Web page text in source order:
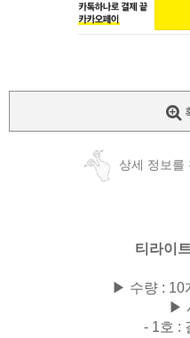
상세 정보를
티라이
▶ 수량 : 10
▶
- 1호 :